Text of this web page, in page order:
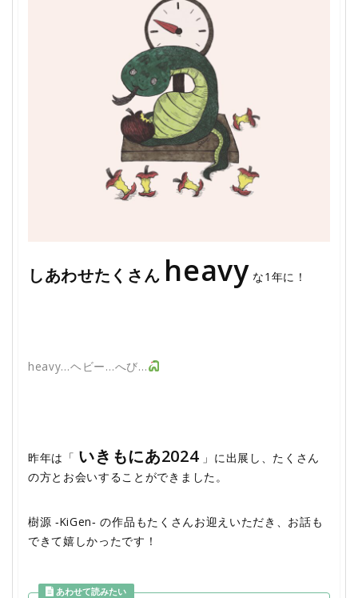
しあわせたくさん heavy な1年に！
heavy…ヘビー…へび…
昨年は「 いきもにあ2024」に出展し、たくさん
の方とお会いすることができました。
樹源 ‐KiGen‐ の作品もたくさんお迎えいただき、お話も
できて嬉しかったです！